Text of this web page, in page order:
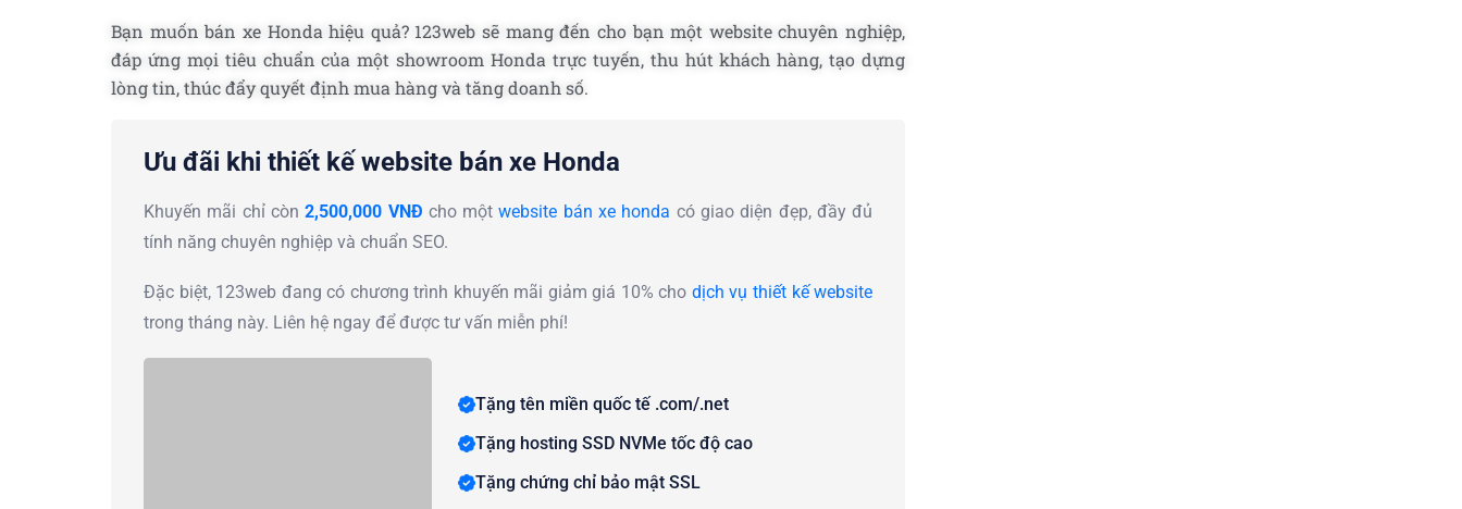
Bạn muốn bán xe Honda hiệu quả? 123web sẽ mang đến cho bạn một website chuyên nghiệp,
đáp ứng mọi tiêu chuẩn của một showroom Honda trực tuyến, thu hút khách hàng, tạo dựng
lòng tin, thúc đẩy quyết định mua hàng và tăng doanh số.
Ưu đãi khi thiết kế website bán xe Honda
Khuyến mãi chỉ còn2,500,000 VNĐ cho mộtwebsite bán xe honda có giao diện đẹp, đầy đủ
tính năng chuyên nghiệp và chuẩn SEO.
Đặc biệt, 123web đang có chương trình khuyến mãi giảm giá 10% cho dịch vụ thiết kế website
trong tháng này. Liên hệ ngay để được tư vấn miễn phí!
Tặng tên miền quốc tế .com/.net
Tặng hosting SSD NVMe tốc độ cao
Tặng chứng chỉ bảo mật SSL